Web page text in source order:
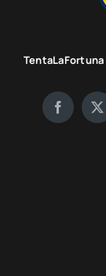
TentaLaFortuna